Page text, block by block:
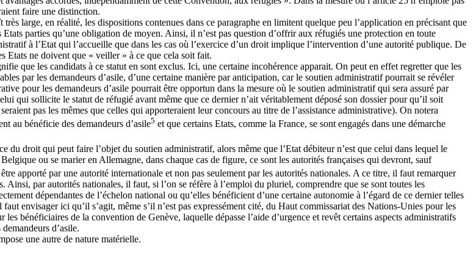
faire une distinction.
large, en réalité, les dispositions contenues dans ce paragraphe en limitent quelque peu l’application en précisant que
parties qu’une obligation de moyen. Ainsi, il n’est pas question d’offrir aux réfugiés une protection en toute
à l’Etat qui l’accueille que dans les cas où l’exercice d’un droit implique l’intervention d’une autorité publique. De
Etats ne doivent que « veiller » à ce que cela soit fait.
que les candidats à ce statut en sont exclus. Ici, une certaine incohérence apparait. On peut en effet regretter que les
par les demandeurs d’asile, d’une certaine manière par anticipation, car le soutien administratif pourrait se révéler
pour les demandeurs d’asile pourrait être opportun dans la mesure où le soutien administratif qui sera assuré par
qui sollicite le statut de réfugié avant même que ce dernier n’ait véritablement déposé son dossier pour qu’il soit
pas les mêmes que celles qui apporteraient leur concours au titre de l’assistance administrative). On notera
au bénéficie des demandeurs d’asile5 et que certains Etats, comme la France, se sont engagés dans une démarche
du droit qui peut faire l’objet du soutien administratif, alors même que l’Etat débiteur n’est que celui dans lequel le
ou se marier en Allemagne, dans chaque cas de figure, ce sont les autorités françaises qui devront, sauf
apporté par une autorité internationale et non pas seulement par les autorités nationales. A ce titre, il faut remarquer
par autorités nationales, il faut, si l’on se réfère à l’emploi du pluriel, comprendre que se sont toutes les
dépendantes de l’échelon national ou qu’elles bénéficient d’une certaine autonomie à l’égard de ce dernier telles
envisager ici qu’il s’agit, même s’il n’est pas expressément cité, du Haut commissariat des Nations-Unies pour les
bénéficiaires de la convention de Genève, laquelle dépasse l’aide d’urgence et revêt certains aspects administratifs
d’asile.
une autre de nature matérielle.